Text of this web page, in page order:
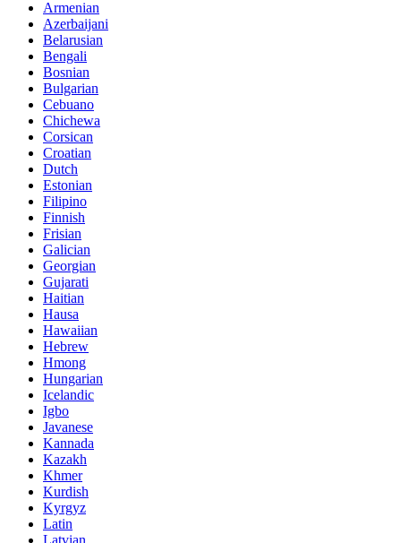
Armenian
Azerbaijani
Belarusian
Bengali
Bosnian
Bulgarian
Cebuano
Chichewa
Corsican
Croatian
Dutch
Estonian
Filipino
Finnish
Frisian
Galician
Georgian
Gujarati
Haitian
Hausa
Hawaiian
Hebrew
Hmong
Hungarian
Icelandic
Igbo
Javanese
Kannada
Kazakh
Khmer
Kurdish
Kyrgyz
Latin